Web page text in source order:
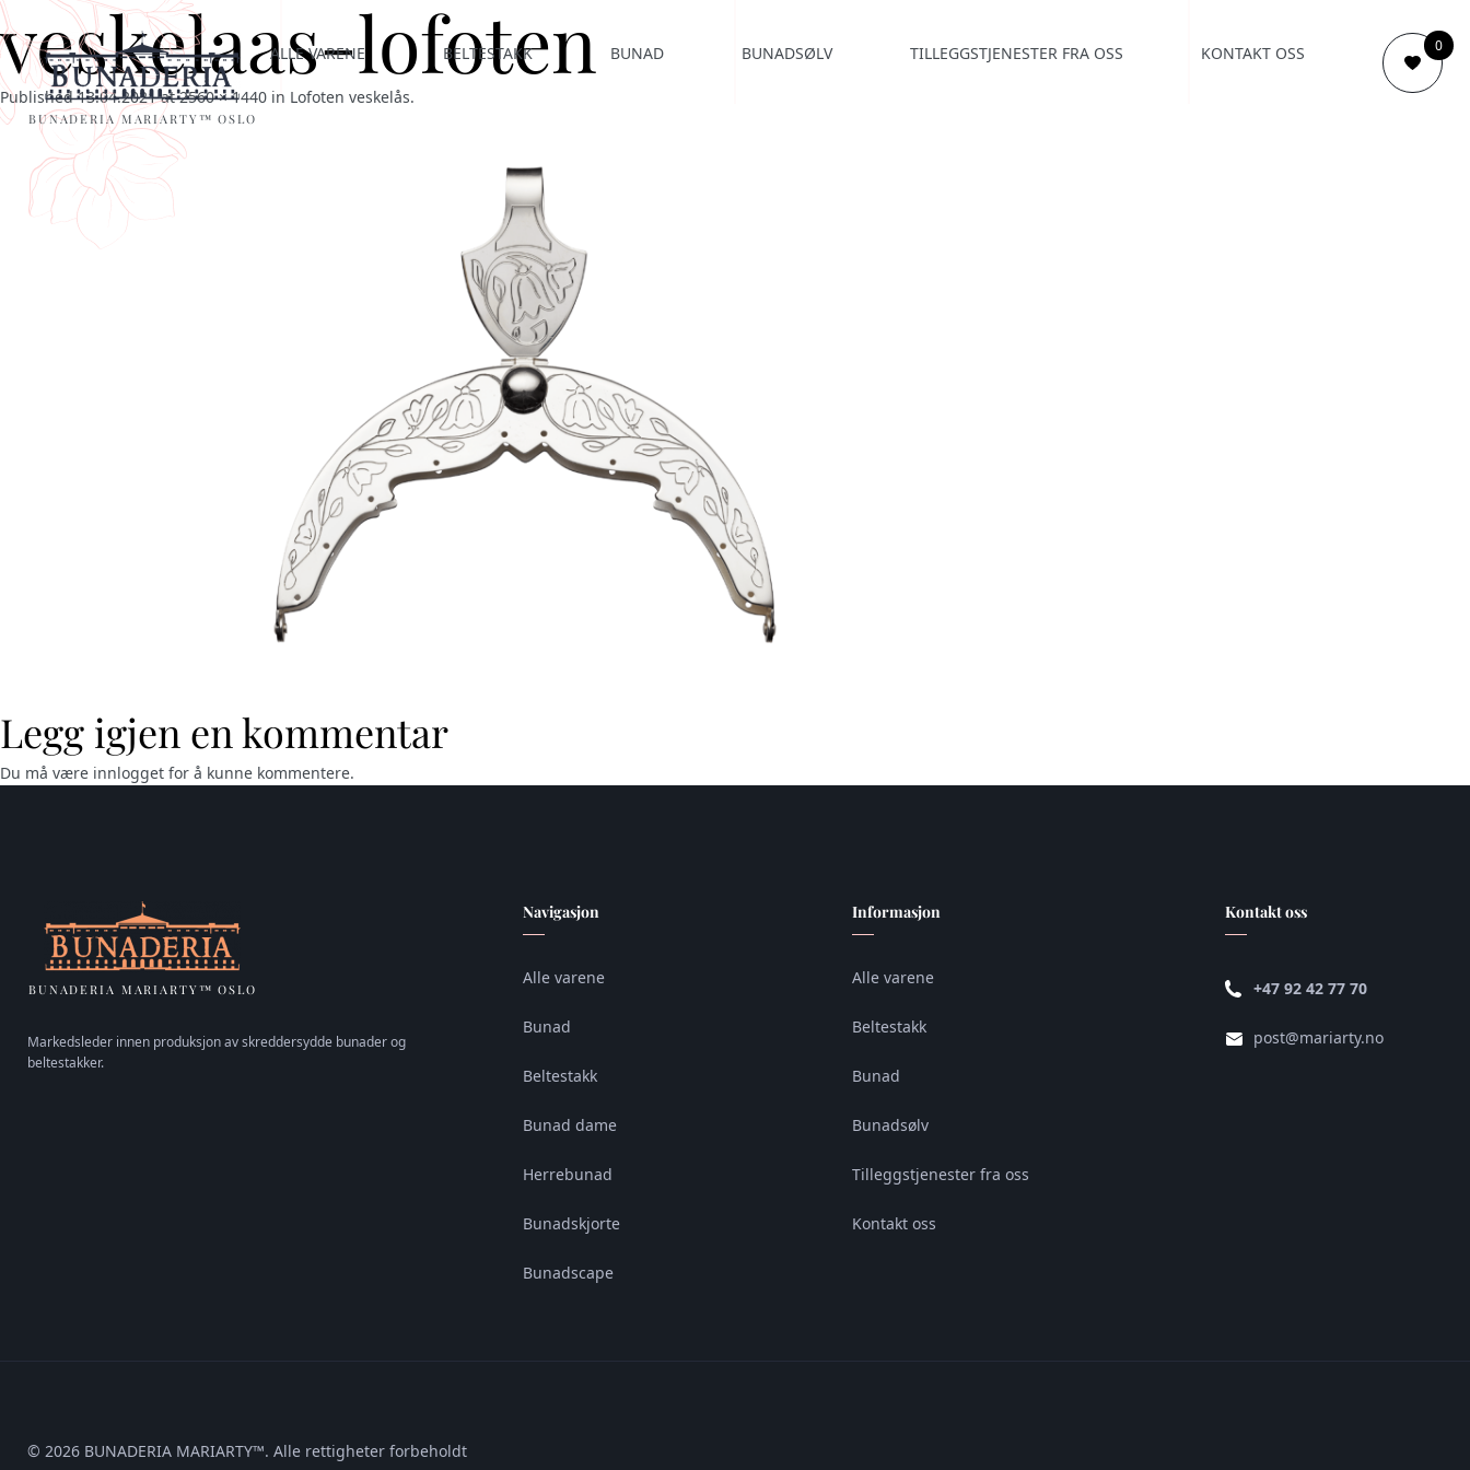
BUNADERIA MARIARTY™ OSLO
ALLE VARENE BELTESTAKK BUNAD BUNADSØLV TILLEGGSTJENESTER FRA OSS KONTAKT OSS 0
veskelaas-lofoten
Published13.04.2021at2560 × 1440 in Lofoten veskelås.
Legg igjen en kommentar
Du må være innlogget for å kunne kommentere.
BUNADERIA MARIARTY™ OSLO
Markedsleder innen produksjon av skreddersydde bunader og
beltestakker.
Navigasjon
Alle varene
Bunad
Beltestakk
Bunad dame
Herrebunad
Bunadskjorte
Bunadscape
Informasjon
Alle varene
Beltestakk
Bunad
Bunadsølv
Tilleggstjenester fra oss
Kontakt oss
Kontakt oss
+47 92 42 77 70
post@mariarty.no
© 2026 BUNADERIA MARIARTY™. Alle rettigheter forbeholdt